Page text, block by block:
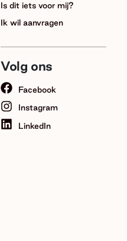
Is dit iets voor mij?
Ik wil aanvragen
Volg ons
Facebook
Instagram
LinkedIn